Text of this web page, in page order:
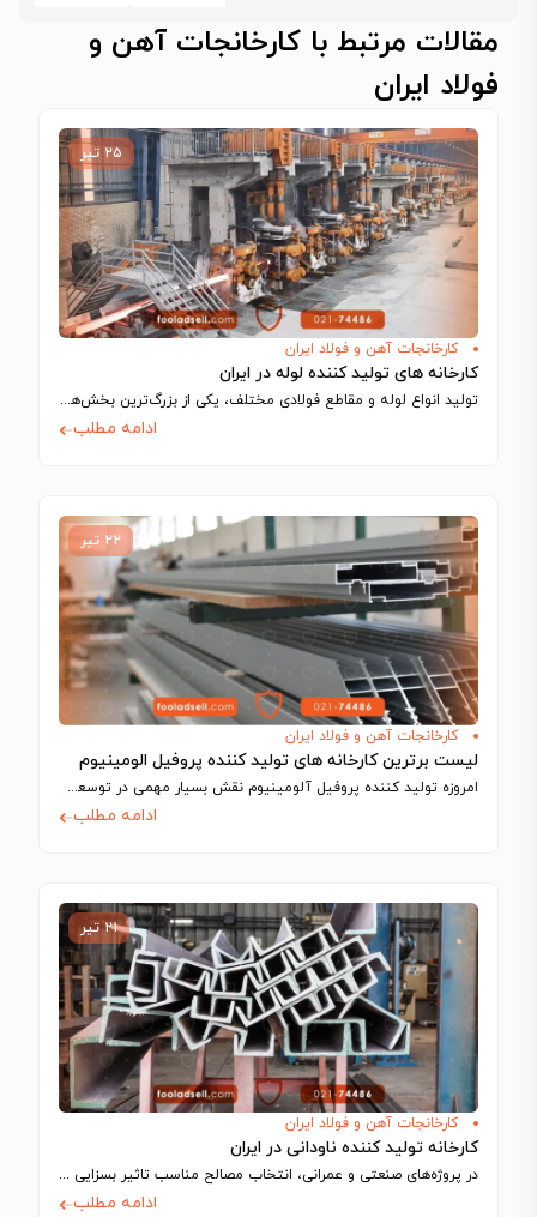
مقالات مرتبط با کارخانجات آهن و
فولاد ایران
۲۵ تیر
کارخانجات آهن و فولاد ایران
کارخانه های تولید کننده لوله در ایران
تولید انواع لوله و مقاطع فولادی مختلف، یکی از بزرگ‌ترین بخش‌های تولیدی را در…
ادامه مطلب
۲۲ تیر
کارخانجات آهن و فولاد ایران
لیست برترین کارخانه های تولید کننده پروفیل الومینیوم
امروزه تولید کننده پروفیل آلومینیوم نقش بسیار مهمی در توسعه صنعتی و عمرانی کشور…
ادامه مطلب
۲۱ تیر
کارخانجات آهن و فولاد ایران
کارخانه‌ تولید کننده ناودانی در ایران
در پروژه‌های صنعتی و عمرانی، انتخاب مصالح مناسب تاثیر بسزایی در کیفیت، عملکرد، ایمنی…
ادامه مطلب